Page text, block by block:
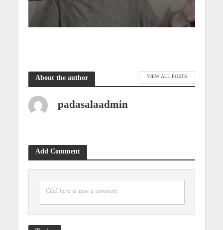
About the author VIEW ALL POSTS
padasalaadmin
Add Comment
Click here to post a comment